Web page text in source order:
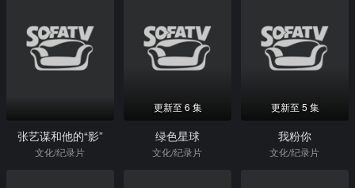
张艺谋和他的“影”
文化/纪录片
更新至 6 集
绿色星球
文化/纪录片
更新至 5 集
我粉你
文化/纪录片